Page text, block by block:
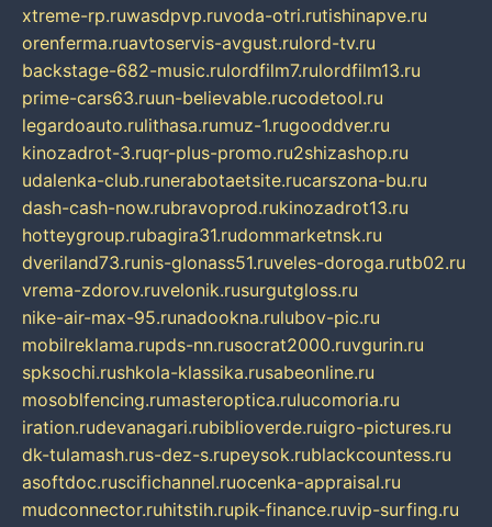
xtreme-rp.ruwasdpvp.ruvoda-otri.rutishinapve.ru
orenferma.ruavtoservis-avgust.rulord-tv.ru
backstage-682-music.rulordfilm7.rulordfilm13.ru
prime-cars63.ruun-believable.rucodetool.ru
legardoauto.rulithasa.rumuz-1.rugooddver.ru
kinozadrot-3.ruqr-plus-promo.ru2shizashop.ru
udalenka-club.runerabotaetsite.rucarszona-bu.ru
dash-cash-now.rubravoprod.rukinozadrot13.ru
hotteygroup.rubagira31.rudommarketnsk.ru
dveriland73.runis-glonass51.ruveles-doroga.rutb02.ru
vrema-zdorov.ruvelonik.rusurgutgloss.ru
nike-air-max-95.runadookna.rulubov-pic.ru
mobilreklama.rupds-nn.rusocrat2000.ruvgurin.ru
spksochi.rushkola-klassika.rusabeonline.ru
mosoblfencing.rumasteroptica.rulucomoria.ru
iration.rudevanagari.rubiblioverde.ruigro-pictures.ru
dk-tulamash.rus-dez-s.rupeysok.rublackcountess.ru
asoftdoc.ruscifichannel.ruocenka-appraisal.ru
mudconnector.ruhitstih.rupik-finance.ruvip-surfing.ru